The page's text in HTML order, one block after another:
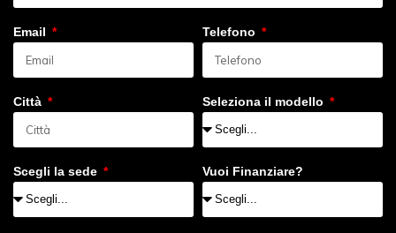
Email Telefono
Città Seleziona il modello
Scegli la sede Vuoi Finanziare?